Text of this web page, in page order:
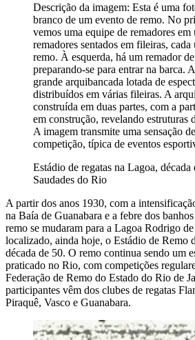
Descrição da imagem: Esta é uma
branco de um evento de remo. No
vemos uma equipe de remadores em
remadores sentados em fileiras,
remo. À esquerda, há um remador
preparando-se para entrar na barca.
grande arquibancada lotada de
distribuídos em várias fileiras. A
construída em duas partes, com a
em construção, revelando estruturas
A imagem transmite uma sensação
competição, típica de eventos
Estádio de regatas na Lagoa, década
Saudades do Rio
A partir dos anos 1930, com a
na Baía de Guanabara e a febre dos
remo se mudaram para a Lagoa Rodrigo
localizado, ainda hoje, o Estádio de Remo
década de 50. O remo continua sendo um
praticado no Rio, com competições
Federação de Remo do Estado do Rio de
participantes vêm dos clubes de regatas
Piraquê, Vasco e Guanabara.